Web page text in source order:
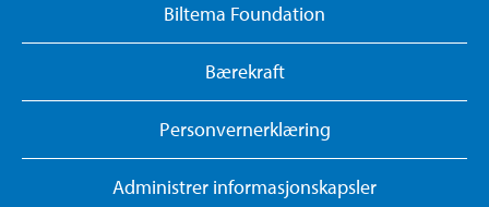
Biltema Foundation
Bærekraft
Personvernerklæring
Administrer informasjonskapsler